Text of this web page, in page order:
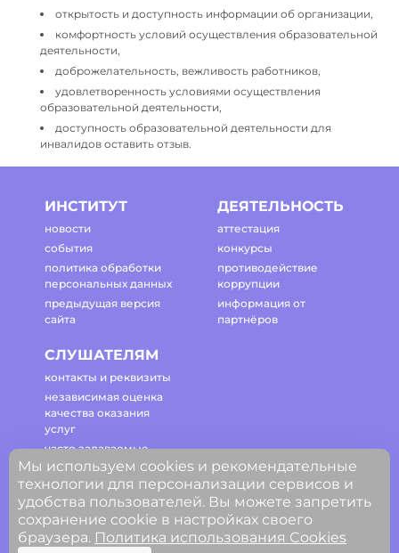
открытость и доступность информации об организации,
комфортность условий осуществления образовательной
деятельности,
доброжелательность, вежливость работников,
удовлетворенность условиями осуществления
образовательной деятельности,
доступность образовательной деятельности для
инвалидов оставить отзыв.
ИНСТИТУТ
новости
события
политика обработки
персональных данных
предыдущая версия
сайта
ДЕЯТЕЛЬНОСТЬ
аттестация
конкурсы
противодействие
коррупции
информация от
партнёров
СЛУШАТЕЛЯМ
контакты и реквизиты
независимая оценка
качества оказания
услуг
часто задаваемые
вопросы
регламент работы
сайта
Мы используем cookies и рекомендательные
технологии для персонализации сервисов и
удобства пользователей. Вы можете запретить
сохранение cookie в настройках своего
браузера. Политика использования Cookies